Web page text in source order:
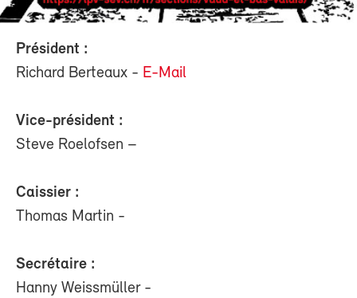
Président :
Richard Berteaux - E-Mail
Vice-président :
Steve Roelofsen –
Caissier :
Thomas Martin -
Secrétaire :
Hanny Weissmüller -